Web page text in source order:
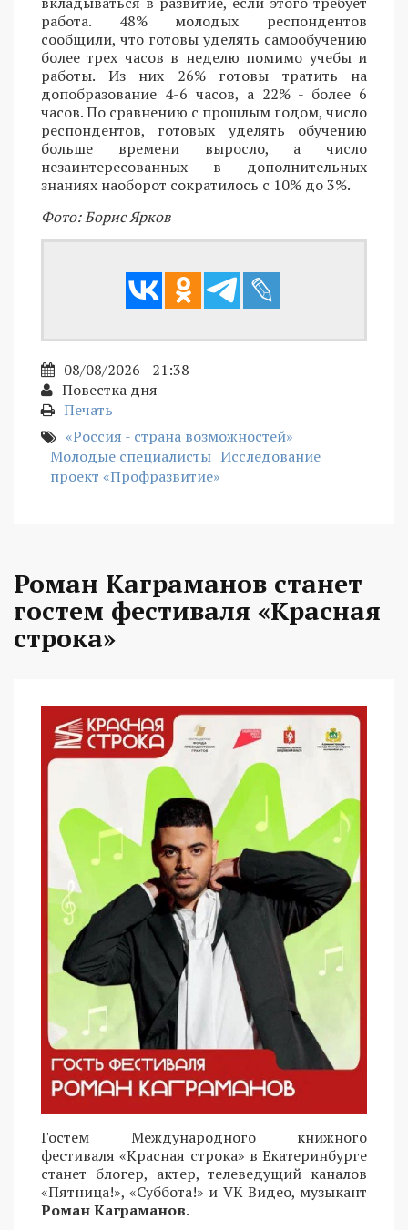
работа. 48% молодых респондентов
сообщили, что готовы уделять самообучению
более трех часов в неделю помимо учебы и
работы. Из них 26% готовы тратить на
допобразование 4-6 часов, а 22% - более 6
часов. По сравнению с прошлым годом, число
респондентов, готовых уделять обучению
больше времени выросло, а число
незаинтересованных в дополнительных
знаниях наоборот сократилось с 10% до 3%.
Фото: Борис Ярков
08/08/2026 - 21:38
Повестка дня
Печать
«Россия - страна возможностей»
Молодые специалисты Исследование
проект «Профразвитие»
Роман Каграманов станет
гостем фестиваля «Красная
строка»
Гостем Международного книжного
фестиваля «Красная строка» в Екатеринбурге
станет блогер, актер, телеведущий каналов
«Пятница!», «Суббота!» и VK Видео, музыкант
Роман Каграманов.